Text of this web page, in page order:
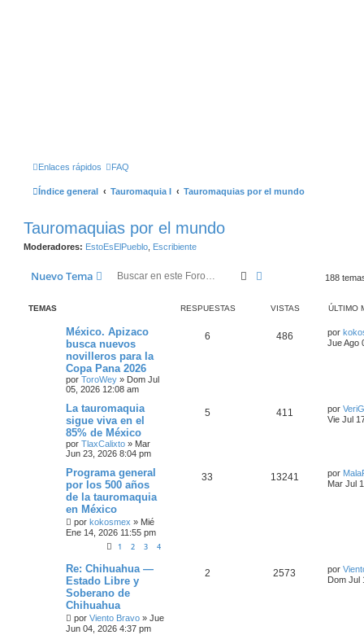
Enlaces rápidos FAQ
Índice general Tauromaquia I Tauromaquias por el mundo
Tauromaquias por el mundo
Moderadores: EstoEsElPueblo Escribiente
Nuevo Tema BuscarBúsqueda Avanzada
188
TEMAS RESPUESTAS VISTAS ÚLTIMO
México. Apizaco
busca nuevos
novilleros para la
Copa Pana 2026
por ToroWey » Dom Jul
05, 2026 12:08 am
6 486 por
Jue Ago
La tauromaquia
sigue viva en el
85% de México
por TlaxCalixto » Mar
Jun 23, 2026 8:04 pm
5 411 por
Vie Jul
Programa general
por los 500 años
de la tauromaquia
en México
por kokosmex » Mié
Ene 14, 2026 11:55 pm
1 2 3 4
33 13241 por
Mar Jul
Re: Chihuahua —
Estado Libre y
Soberano de
Chihuahua
por Viento Bravo » Jue
Jun 04, 2026 4:37 pm
2 2573 por
Dom Jul